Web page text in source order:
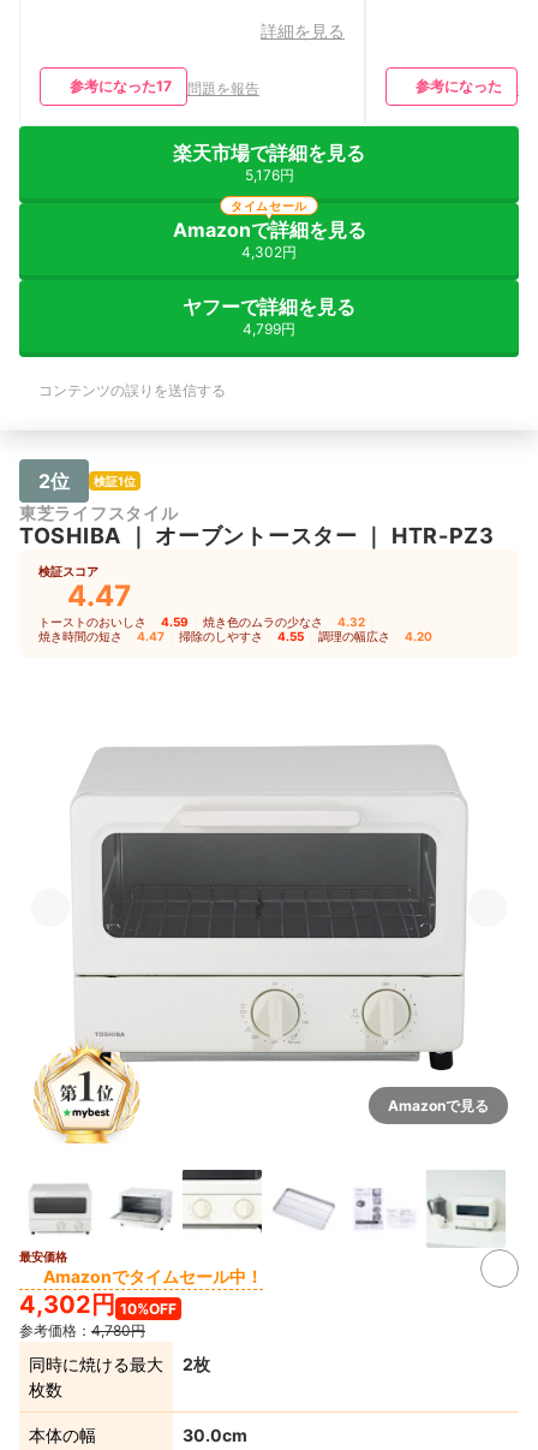
詳細を見る
参考になった17 問題を報告 参考になった
楽天市場で詳細を見る
5,176円
Amazonで詳細を見る
4,302円
タイムセール
ヤフーで詳細を見る
4,799円
コンテンツの誤りを送信する
2位 検証1位
東芝ライフスタイル
TOSHIBA オーブントースター HTR-PZ3
検証スコア
4.47
トーストのおいしさ 4.59 焼き色のムラの少なさ 4.32
焼き時間の短さ 4.47 掃除のしやすさ 4.55 調理の幅広さ 4.20
Amazonで見る
最安価格
Amazonでタイムセール中！
4,302円 10%OFF
参考価格： 4,780円
同時に焼ける最大
枚数
2枚
本体の幅 30.0cm